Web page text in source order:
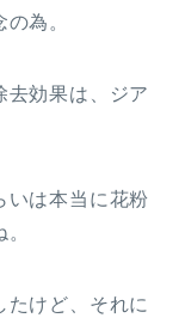
為。
去効果は、ジア
いは本当に花粉
たけど、それに